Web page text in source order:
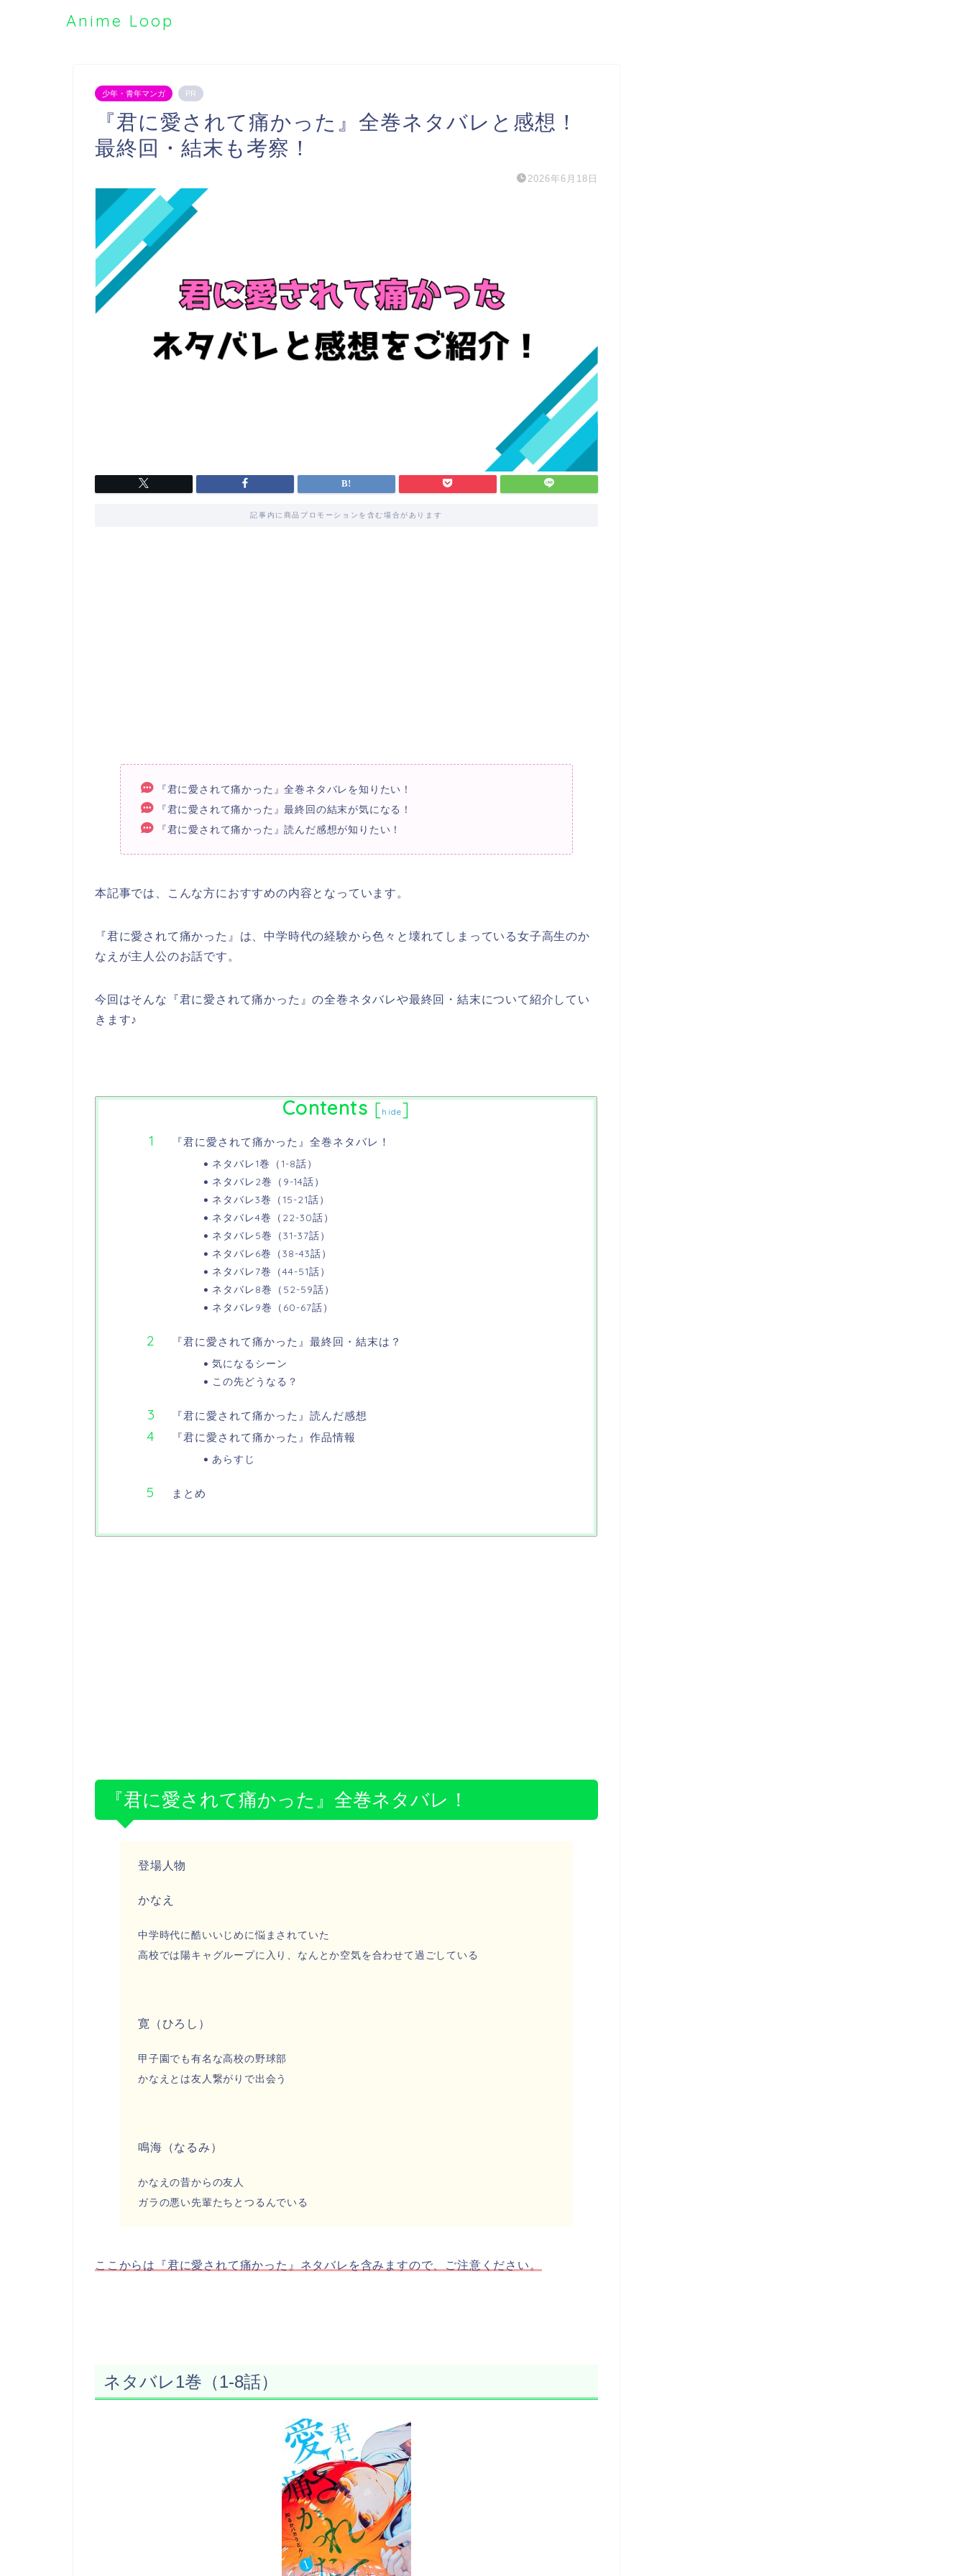
Anime Loop
少年・青年マンガ PR
『君に愛されて痛かった』全巻ネタバレと感想！
最終回・結末も考察！
2026年6月18日
記事内に商品プロモーションを含む場合があります
『君に愛されて痛かった』全巻ネタバレを知りたい！
『君に愛されて痛かった』最終回の結末が気になる！
『君に愛されて痛かった』読んだ感想が知りたい！
本記事では、こんな方におすすめの内容となっています。
『君に愛されて痛かった』は、中学時代の経験から色々と壊れてしまっている女子高生のか
なえが主人公のお話です。
今回はそんな『君に愛されて痛かった』の全巻ネタバレや最終回・結末について紹介してい
きます♪
Contents [hide]
『君に愛されて痛かった』全巻ネタバレ！
ネタバレ1巻（1-8話）
ネタバレ2巻（9-14話）
ネタバレ3巻（15-21話）
ネタバレ4巻（22-30話）
ネタバレ5巻（31-37話）
ネタバレ6巻（38-43話）
ネタバレ7巻（44-51話）
ネタバレ8巻（52-59話）
ネタバレ9巻（60-67話）
『君に愛されて痛かった』最終回・結末は？
気になるシーン
この先どうなる？
『君に愛されて痛かった』読んだ感想
『君に愛されて痛かった』作品情報
あらすじ
まとめ
『君に愛されて痛かった』全巻ネタバレ！
登場人物
かなえ
中学時代に酷いいじめに悩まされていた
高校では陽キャグループに入り、なんとか空気を合わせて過ごしている
寛（ひろし）
甲子園でも有名な高校の野球部
かなえとは友人繋がりで出会う
鳴海（なるみ）
かなえの昔からの友人
ガラの悪い先輩たちとつるんでいる
ここからは『君に愛されて痛かった』ネタバレを含みますので、ご注意ください。
ネタバレ1巻（1-8話）